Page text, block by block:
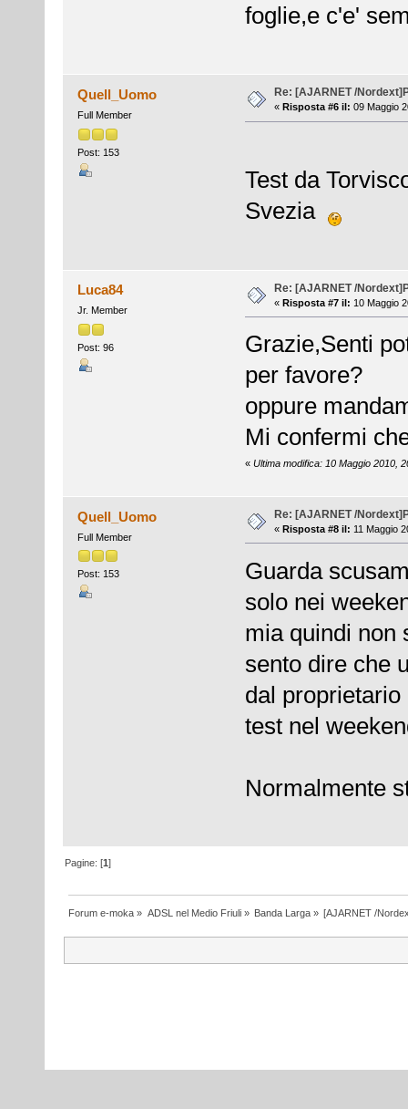
foglie,e c'e'
Quell_Uomo
Full Member
Post: 153
Re: [AJARNET /
« Risposta #6 il: 09 Maggio
Test da
Svezia
Luca84
Jr. Member
Post: 96
Re: [AJARNET /
« Risposta #7 il: 10 Maggio
Grazie,Senti
per favore?
oppure
Mi confermi
« Ultima modifica: 10 Maggio 2010,
Quell_Uomo
Full Member
Post: 153
Re: [AJARNET /
« Risposta #8 il: 11 Maggio
Guarda
solo nei
mia quindi non
sento dire che
dal
test nel
Normalmente
Pagine: [1]
Forum e-moka » ADSL nel Medio Friuli» Banda Larga» [AJARNET /